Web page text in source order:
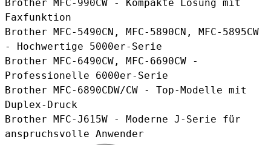
Brother MFC-990CW - Kompakte Lösung mit
Faxfunktion
Brother MFC-5490CN, MFC-5890CN, MFC-5895CW
- Hochwertige 5000er-Serie
Brother MFC-6490CW, MFC-6690CW -
Professionelle 6000er-Serie
Brother MFC-6890CDW/CW - Top-Modelle mit
Duplex-Druck
Brother MFC-J615W - Moderne J-Serie für
anspruchsvolle Anwender